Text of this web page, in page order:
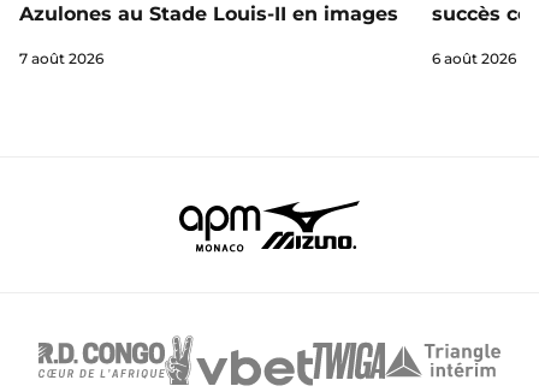
Azulones au Stade Louis-II en images
7 août 2026
succès
6 août 2026